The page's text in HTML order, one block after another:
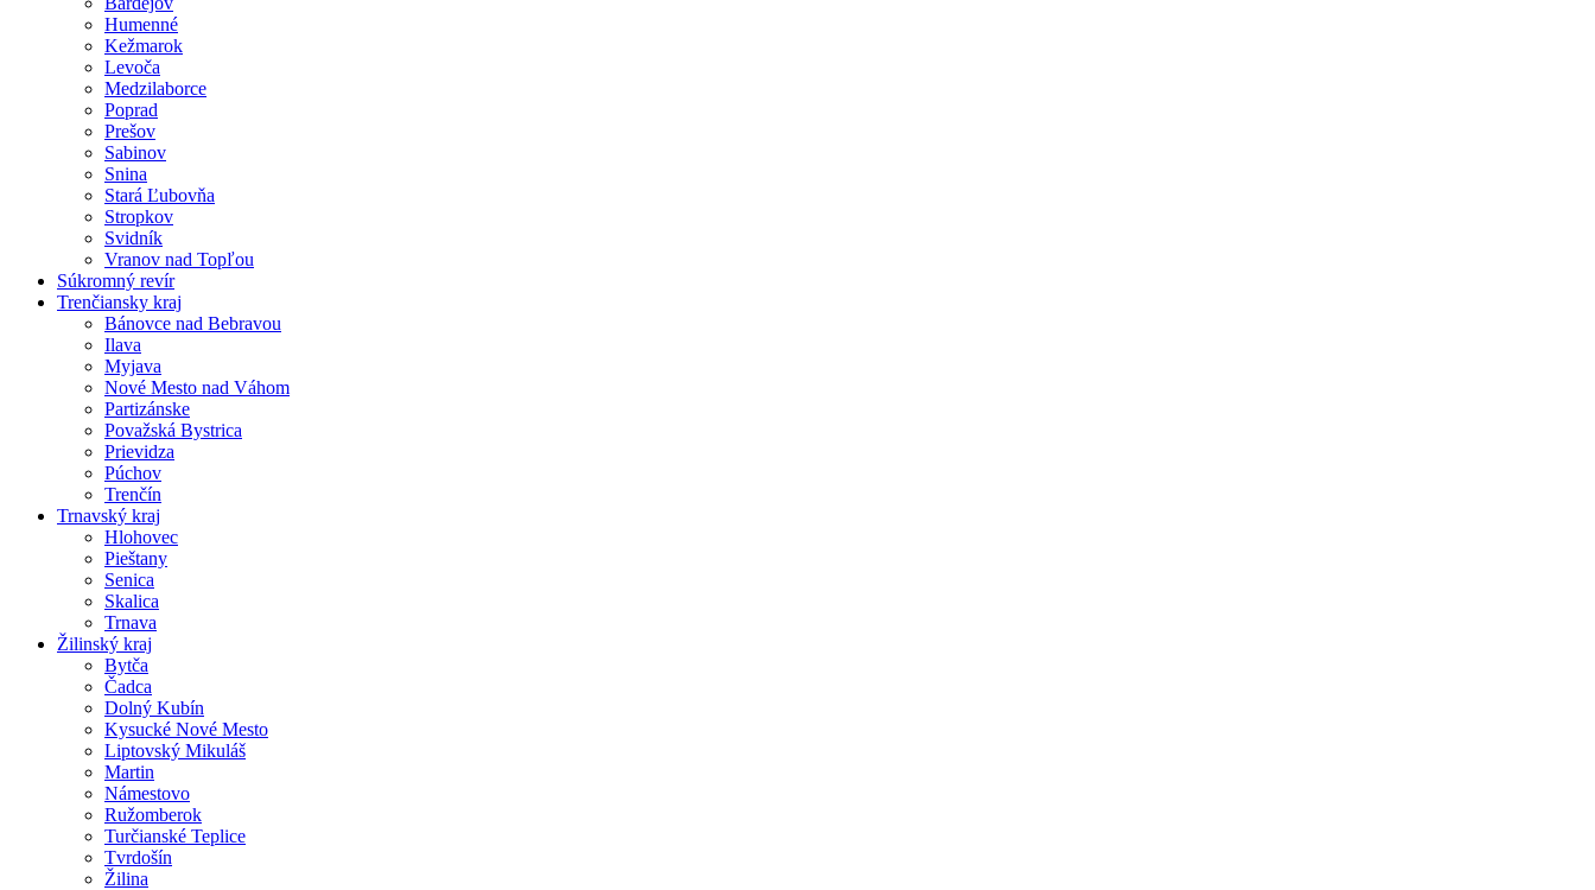
Humenné
Kežmarok
Levoča
Medzilaborce
Poprad
Prešov
Sabinov
Snina
Stará Ľubovňa
Stropkov
Svidník
Vranov nad Topľou
Súkromný revír
Trenčiansky kraj
Bánovce nad Bebravou
Ilava
Myjava
Nové Mesto nad Váhom
Partizánske
Považská Bystrica
Prievidza
Púchov
Trenčín
Trnavský kraj
Hlohovec
Pieštany
Senica
Skalica
Trnava
Žilinský kraj
Bytča
Čadca
Dolný Kubín
Kysucké Nové Mesto
Liptovský Mikuláš
Martin
Námestovo
Ružomberok
Turčianské Teplice
Tvrdošín
Žilina